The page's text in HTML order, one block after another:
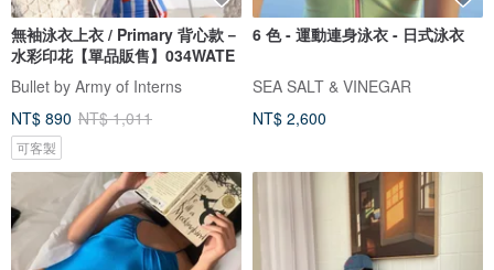
無袖泳衣上衣 / Primary 背心款－
水彩印花【單品販售】034WATE
Bullet by Army of Interns
NT$ 890 NT$ 1,011
可客製
6 色 - 運動連身泳衣 - 日式泳衣
SEA SALT & VINEGAR
NT$ 2,600